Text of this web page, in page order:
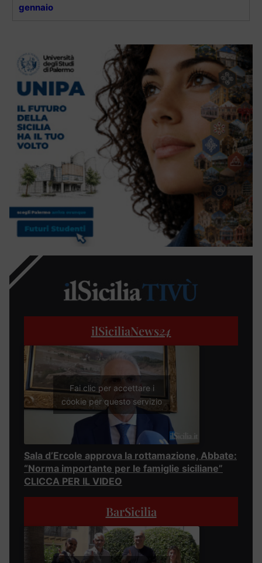
gennaio
ilSiciliaNews24
Fai clic per accettare i
cookie per questo servizio
Sala d’Ercole approva la rottamazione, Abbate:
“Norma importante per le famiglie siciliane”
CLICCA PER IL VIDEO
BarSicilia